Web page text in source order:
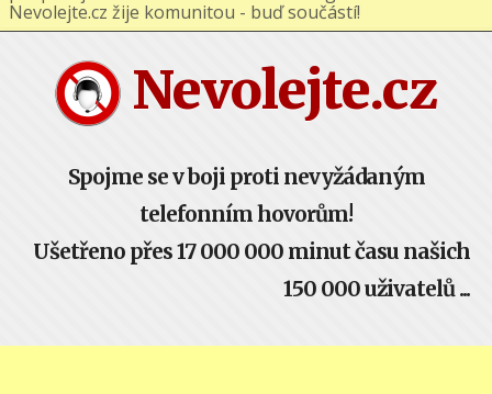
Nevolejte.cz
Spojme se v boji proti nevyžádaným
telefonním hovorům!
Ušetřeno přes 17 000 000 minut času našich
150 000 uživatelů ...
Nevolejte.cz žije komunitou - buď součástí!